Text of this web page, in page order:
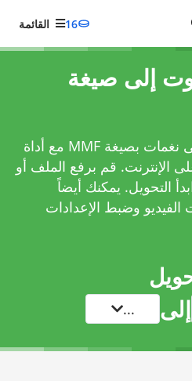
16 القائمة
إلى صيغة
حوّل الموسيقى والأغاني إلى نغمات بصيغة MMF مع أداة
الإنترنت. قم برفع الملف أو
التحويل. يمكنك أيضاً
وضبط الإعدادات
إلى ...